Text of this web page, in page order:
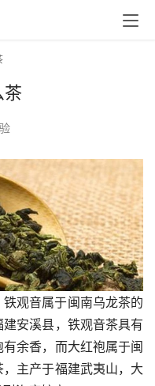
茶
观音属于闽南乌龙茶的
安溪县，铁观音茶具有
余香，而大红袍属于闽
主产于福建武夷山，大